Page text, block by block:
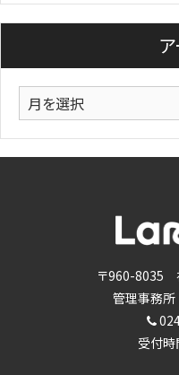
ゴ
ー
カ
〒960-8035
管理事務
受付